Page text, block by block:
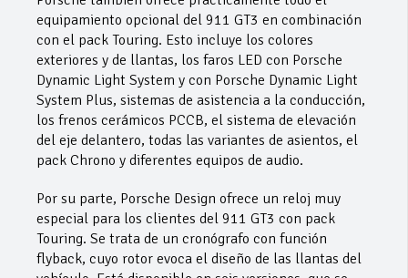
equipamiento opcional del 911 GT3 en combinación
con el pack Touring. Esto incluye los colores
exteriores y de llantas, los faros LED con Porsche
Dynamic Light System y con Porsche Dynamic Light
System Plus, sistemas de asistencia a la conducción,
los frenos cerámicos PCCB, el sistema de elevación
del eje delantero, todas las variantes de asientos, el
pack Chrono y diferentes equipos de audio.
Por su parte, Porsche Design ofrece un reloj muy
especial para los clientes del 911 GT3 con pack
Touring. Se trata de un cronógrafo con función
flyback, cuyo rotor evoca el diseño de las llantas del